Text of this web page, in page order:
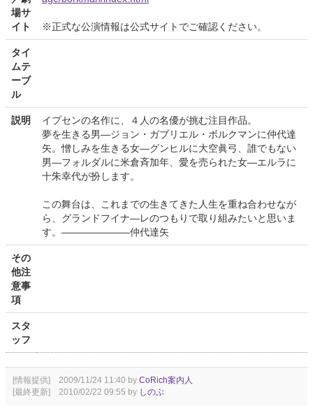
場サ
イト
※正式な公演情報は公式サイトでご確認ください。
タイ
ムテ
ーブ
ル
説明
イプセンの名作に、４人の名優が挑む注目作品。
夢を生きる男―ジョン・ガブリエル・ボルクマンに仲代達
矢。憎しみを生きる女―グンヒルに大空眞弓、誰でもない
男―フォルダルに米倉斉加年、愛を売られた女―エルラに
十朱幸代が扮します。
この舞台は、これまでの生きてきた人生を重ね合わせなが
ら、グランドフイナ―レのつもりで取り組みたいと思いま
す。―――――――仲代達矢
その
他注
意事
項
スタ
ッフ
[情報提供] 2009/11/24 11:40 by CoRich案内人
[最終更新] 2010/02/22 09:55 by しのぶ